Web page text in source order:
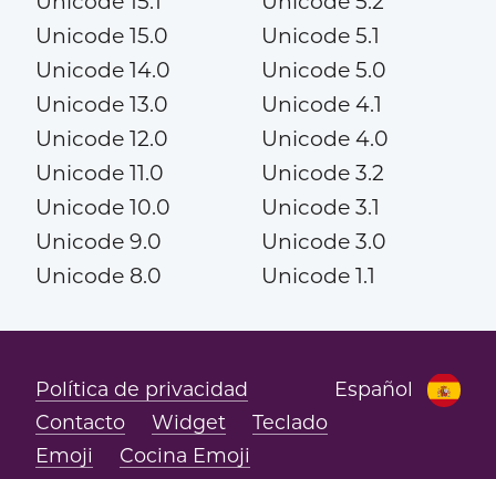
Unicode 15.0
Unicode 14.0
Unicode 13.0
Unicode 12.0
Unicode 11.0
Unicode 10.0
Unicode 9.0
Unicode 8.0
Unicode 5.1
Unicode 5.0
Unicode 4.1
Unicode 4.0
Unicode 3.2
Unicode 3.1
Unicode 3.0
Unicode 1.1
Español
Política de privacidad
Contacto
Widget
Teclado
Emoji
Cocina Emoji